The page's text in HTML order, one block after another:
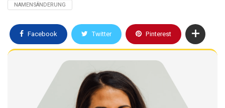
NAMENSÄNDERUNG
Facebook Twitter Pinterest